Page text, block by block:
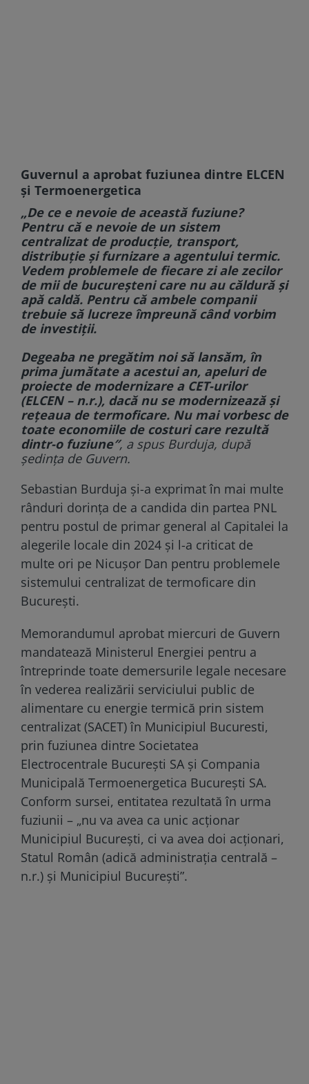
Guvernul a aprobat fuziunea dintre ELCEN
și Termoenergetica
„De ce e nevoie de această fuziune?
Pentru că e nevoie de un sistem
centralizat de producție, transport,
distribuție și furnizare a agentului termic.
Vedem problemele de fiecare zi ale zecilor
de mii de bucureșteni care nu au căldură și
apă caldă. Pentru că ambele companii
trebuie să lucreze împreună când vorbim
de investiții.
Degeaba ne pregătim noi să lansăm, în
prima jumătate a acestui an, apeluri de
proiecte de modernizare a CET-urilor
(ELCEN – n.r.), dacă nu se modernizează și
rețeaua de termoficare. Nu mai vorbesc de
toate economiile de costuri care rezultă
dintr-o fuziune″, a spus Burduja, după
ședința de Guvern.
Sebastian Burduja și-a exprimat în mai multe
rânduri dorința de a candida din partea PNL
pentru postul de primar general al Capitalei la
alegerile locale din 2024 și l-a criticat de
multe ori pe Nicușor Dan pentru problemele
sistemului centralizat de termoficare din
București.
Memorandumul aprobat miercuri de Guvern
mandatează Ministerul Energiei pentru a
întreprinde toate demersurile legale necesare
în vederea realizării serviciului public de
alimentare cu energie termică prin sistem
centralizat (SACET) în Municipiul Bucuresti,
prin fuziunea dintre Societatea
Electrocentrale București SA și Compania
Municipală Termoenergetica București SA.
Conform sursei, entitatea rezultată în urma
fuziunii – „nu va avea ca unic acționar
Municipiul București, ci va avea doi acționari,
Statul Român (adică administrația centrală –
n.r.) și Municipiul București”.